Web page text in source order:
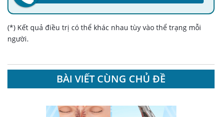
(*) Kết quả điều trị có thể khác nhau tùy vào thể trạng mỗi
người.
BÀI VIẾT CÙNG CHỦ ĐỀ